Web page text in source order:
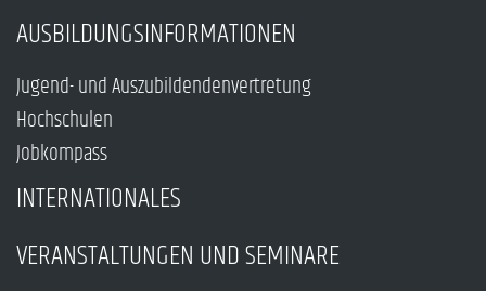
AUSBILDUNGSINFORMATIONEN
Jugend- und Auszubildendenvertretung
Hochschulen
Jobkompass
INTERNATIONALES
VERANSTALTUNGEN UND SEMINARE